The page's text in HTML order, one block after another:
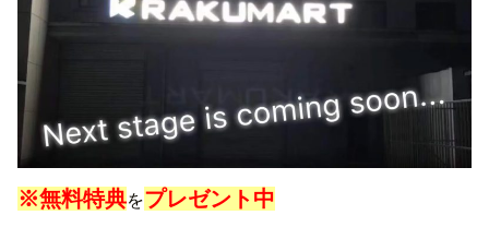
※無料特典をプレゼント中